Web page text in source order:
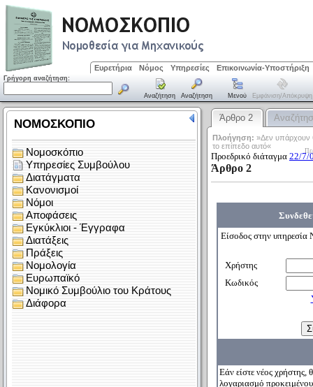
Ευρετήρια Νόμος Υπηρεσίες Επικοινωνία-Υποστήριξη
Γρήγορη αναζήτηση:
Αναζήτηση Αναζήτηση Μενού Εμφάνιση/απόκρυψη
Άρθρο 2